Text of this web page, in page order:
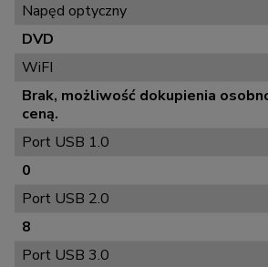
Napęd optyczny
DVD
WiFI
Brak, możliwość dokupienia
ceną.
Port USB 1.0
0
Port USB 2.0
8
Port USB 3.0